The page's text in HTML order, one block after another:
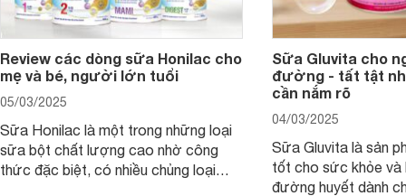
Review các dòng sữa Honilac cho
mẹ và bé, người lớn tuổi
05/03/2025
Sữa Honilac là một trong những loại
sữa bột chất lượng cao nhờ công
thức đặc biệt, có nhiều chủng loại
Sữa Gluvita cho
đường - tất tật
cần nắm rõ
04/03/2025
Sữa Gluvita là sản
tốt cho sức khỏe và
đường huyết dành